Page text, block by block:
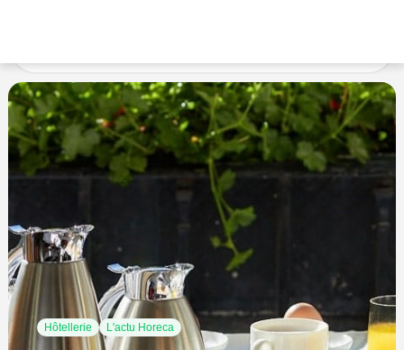
Hôtellerie L'actu Horeca